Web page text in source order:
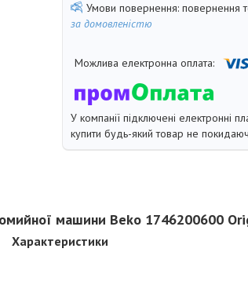
повернення
за домовленістю
У компанії підключені електронні
купити будь-який товар не
машини Beko 1746200600
Характеристики